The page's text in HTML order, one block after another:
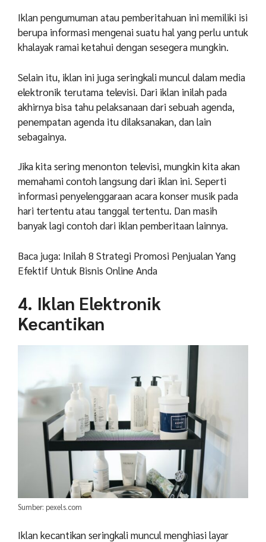
Iklan pengumuman atau pemberitahuan ini memiliki isi
berupa informasi mengenai suatu hal yang perlu untuk
khalayak ramai ketahui dengan sesegera mungkin.
Selain itu, iklan ini juga seringkali muncul dalam media
elektronik terutama televisi. Dari iklan inilah pada
akhirnya bisa tahu pelaksanaan dari sebuah agenda,
penempatan agenda itu dilaksanakan, dan lain
sebagainya.
Jika kita sering menonton televisi, mungkin kita akan
memahami contoh langsung dari iklan ini. Seperti
informasi penyelenggaraan acara konser musik pada
hari tertentu atau tanggal tertentu. Dan masih
banyak lagi contoh dari iklan pemberitaan lainnya.
Baca juga: Inilah 8 Strategi Promosi Penjualan Yang
Efektif Untuk Bisnis Online Anda
4. Iklan Elektronik
Kecantikan
Sumber: pexels.com
Iklan kecantikan seringkali muncul menghiasi layar